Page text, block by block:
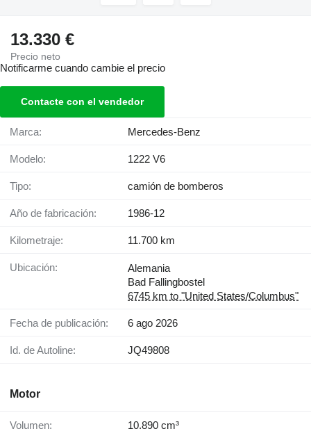
13.330 €
Precio neto
Notificarme cuando cambie el precio
Contacte con el vendedor
Marca: Mercedes-Benz
Modelo: 1222 V6
Tipo: camión de bomberos
Año de fabricación: 1986-12
Kilometraje: 11.700 km
Ubicación:
Alemania
Bad Fallingbostel
6745 km to "United States/Columbus"
Fecha de publicación: 6 ago 2026
Id. de Autoline: JQ49808
Motor
Volumen: 10.890 cm³